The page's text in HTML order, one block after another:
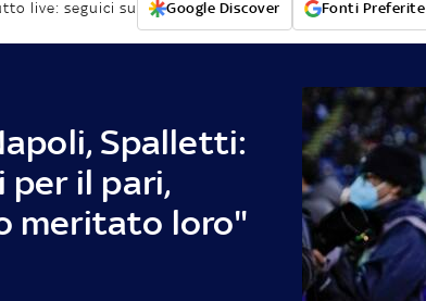
live: seguici su Google Discover Fonti Preferite
Spalletti:
il pari,
meritato loro"